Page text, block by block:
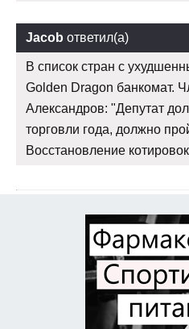
Jacob ответил(а)
В список стран с
Golden Dragon банкомат.
Александров: "Депутат
торговли года, должно
Восстановление